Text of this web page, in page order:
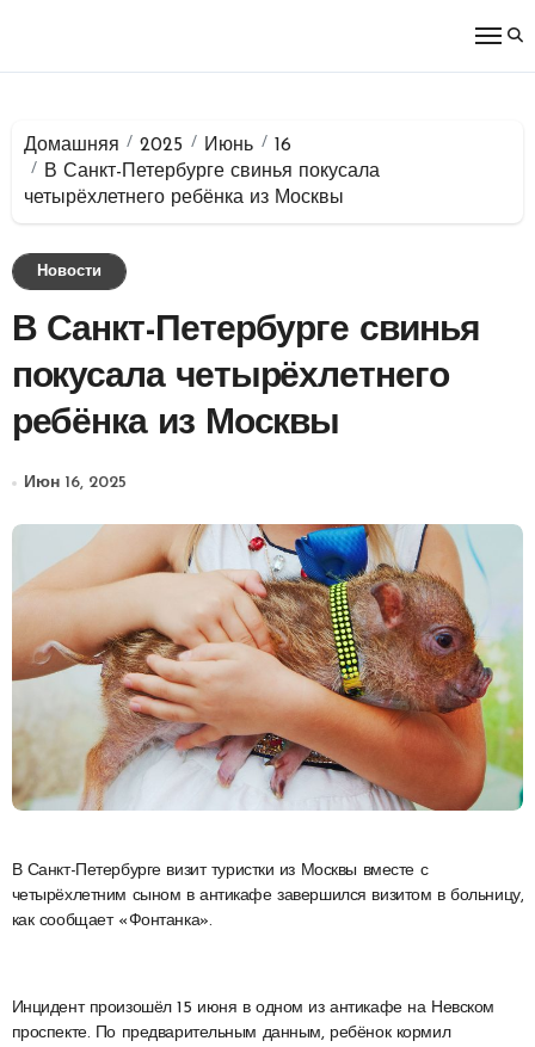
Домашняя 2025 Июнь
16
В Санкт-Петербурге свинья покусала
четырёхлетнего ребёнка из Москвы
Новости
В Санкт-Петербурге свинья
покусала четырёхлетнего
ребёнка из Москвы
Июн 16, 2025
В Санкт-Петербурге визит туристки из Москвы вместе с
четырёхлетним сыном в антикафе завершился визитом в больницу,
как сообщает «Фонтанка».
Инцидент произошёл 15 июня в одном из антикафе на Невском
проспекте. По предварительным данным, ребёнок кормил